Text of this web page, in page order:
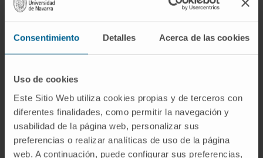
Consentimiento Detalles Acerca de las cookies
Uso de cookies
Este Sitio Web utiliza cookies propias y de terceros con
diferentes finalidades, como permitir la navegación y
usabilidad de la página web, personalizar sus
preferencias o realizar analíticas de uso de la página
web. A continuación, puede configurar sus preferencias,
«Base» se refiere a la capacidad de aceptar
«Nitrogenada» alude al elemento que las
define: el nitrógeno, nombrado por Lavoisier
como nitrogènea partir del griego νίτρον y
γένος.
¿Cuántas bases nitrogenadas